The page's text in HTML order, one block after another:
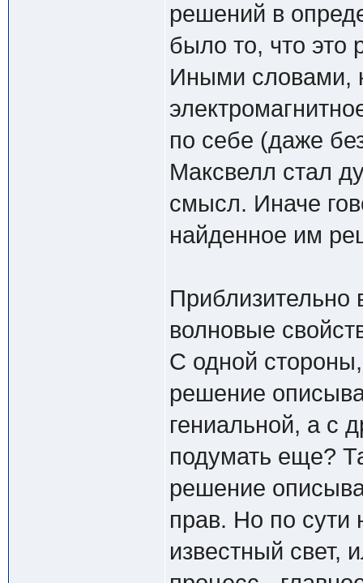
решений в
было то, что
Иными словами,
по себе (даже
Максвелл стал
смысл. Иначе
найденное им
Приблизительно
волновые
С одной
решение
гениальной, а с
подумать еще?
решение
прав. Но по сути
известный свет,